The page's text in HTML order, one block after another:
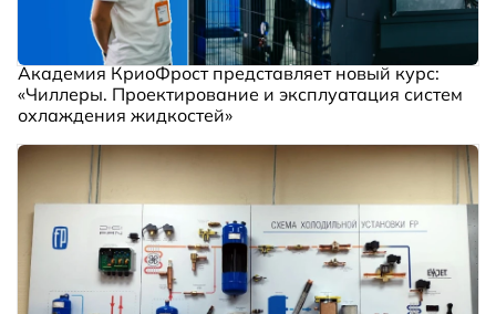
Академия КриоФрост представляет новый курс:
«Чиллеры. Проектирование и эксплуатация систем
охлаждения жидкостей»